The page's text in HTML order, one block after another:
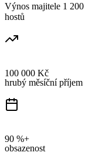
Výnos majitele 1 200
hostů
100 000 Kč
hrubý měsíční příjem
90 %+
obsazenost